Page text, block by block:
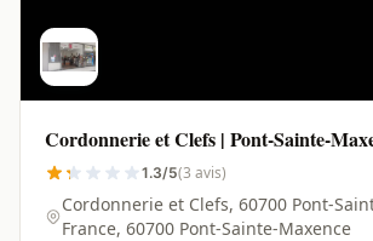
Cordonnerie et Clefs | Pont-Sainte-
1.3/5(3 avis)
Cordonnerie et Clefs, 60700 Pont-
France, 60700 Pont-Sainte-Maxence